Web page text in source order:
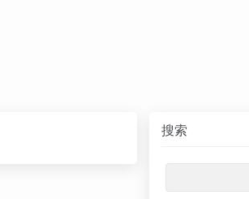
搜索